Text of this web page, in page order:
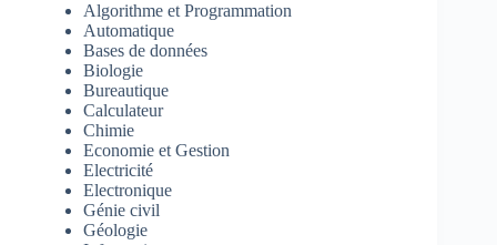
Algorithme et Programmation
Automatique
Bases de données
Biologie
Bureautique
Calculateur
Chimie
Economie et Gestion
Electricité
Electronique
Génie civil
Géologie